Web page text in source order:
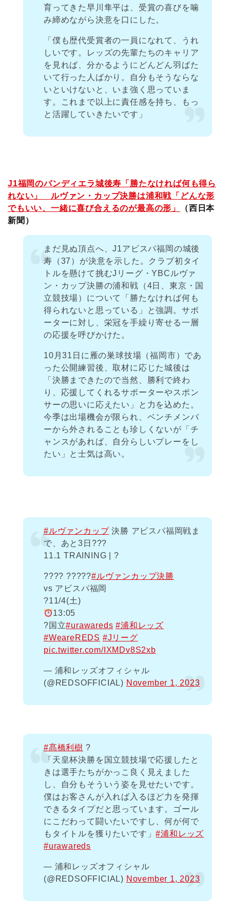
育ってきた早川隼平は、受賞の喜びを噛
み締めながら決意を口にした。
「僕も歴代受賞者の一員になれて、うれ
しいです。レッズの先輩たちのキャリア
を見れば、分かるようにどんどん羽ばた
いて行った人ばかり。自分もそうならな
いといけないと、いま強く思っていま
す。これまで以上に責任感を持ち、もっ
と活躍していきたいです」
J1福岡のバンディエラ城後寿「勝たなければ何も得ら
れない」 ルヴァン・カップ決勝は浦和戦「どんな形
でもいい、一緒に喜び合えるのが最高の形」
（西日本
新聞）
まだ見ぬ頂点へ、J1アビスパ福岡の城後
寿（37）が決意を示した。クラブ初タイ
トルを懸けて挑むJリーグ・YBCルヴァ
ン・カップ決勝の浦和戦（4日、東京・国
立競技場）について「勝たなければ何も
得られないと思っている」と強調。サポ
ーターに対し、栄冠を手繰り寄せる一層
の応援を呼びかけた。
10月31日に雁の巣球技場（福岡市）であ
った公開練習後、取材に応じた城後は
「決勝まできたので当然、勝利で終わ
り、応援してくれるサポーターやスポン
サーの思いに応えたい」と力を込めた。
今季は出場機会が限られ、ベンチメンバ
ーから外されることも珍しくないが「チ
ャンスがあれば、自分らしいプレーをし
たい」と士気は高い。
#ルヴァンカップ決勝 アビスパ福岡戦ま
で、あと3日???
11.1 TRAINING | ?
???? ?????#ルヴァンカップ決勝
vs アビスパ福岡
?️11/4(土)
13:05
?国立#urawareds #浦和レッズ
#WeareREDS #Jリーグ
pic.twitter.com/IXMDv8S2xb
— 浦和レッズオフィシャル
(@REDSOFFICIAL) November 1, 2023
#髙橋利樹 ?
「天皇杯決勝を国立競技場で応援したと
きは選手たちがかっこ良く見えました
し、自分もそういう姿を見せたいです。
僕はお客さんが入れば入るほど力を発揮
できるタイプだと思っています。ゴール
にこだわって闘いたいですし、何が何で
もタイトルを獲りたいです」#浦和レッズ
#urawareds
— 浦和レッズオフィシャル
(@REDSOFFICIAL) November 1, 2023